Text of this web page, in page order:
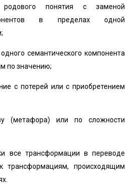
понятия с заменой
в пределах одной
семантического компонента
по значению;
с потерей или с приобретением
(метафора) или по сложности
все трансформации в переводе
трансформациям, происходящим